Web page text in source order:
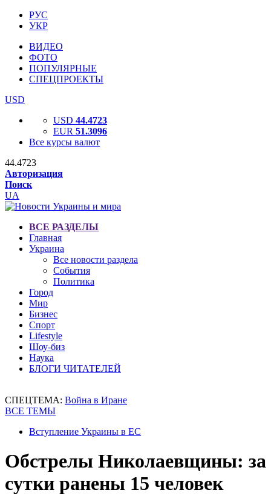
РУС
УКР
ВИДЕО
ФОТО
ПОПУЛЯРНЫЕ
СПЕЦПРОЕКТЫ
USD
USD 44.4723
EUR 51.3096
Все курсы валют
44.4723
Авторизация
Поиск
UA
ВСЕ РАЗДЕЛЫ
Главная
Украина
Все новости раздела
События
Политика
Город
Мир
Бизнес
Спорт
Lifestyle
Шоу-биз
Наука
БЛОГИ ЧИТАТЕЛЕЙ
СПЕЦТЕМА: Война в Иране
ВСЕ ТЕМЫ
Вступление Украины в ЕС
Обстрелы Николаевщины: за
сутки ранены 15 человек